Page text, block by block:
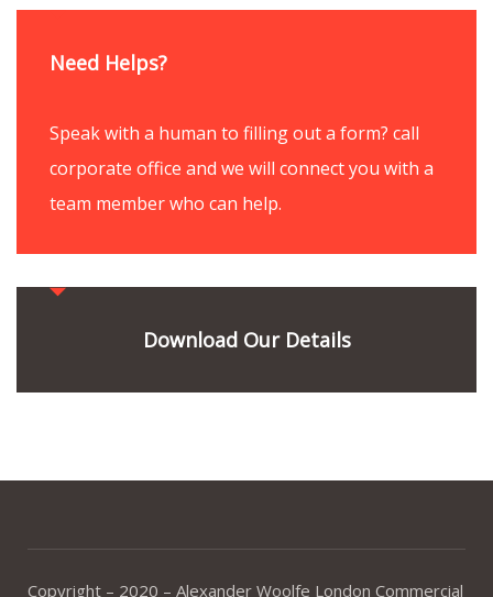
Need Helps?
Speak with a human to filling out a form? call
corporate office and we will connect you with a
team member who can help.
Download Our Details
Copyright – 2020 – Alexander Woolfe London Commercial